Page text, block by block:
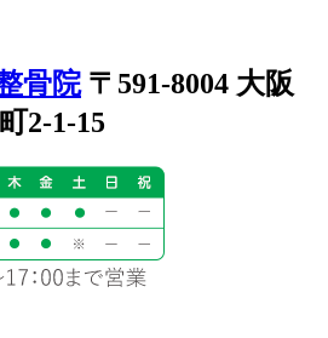
〒591-8004 大阪
2-1-15